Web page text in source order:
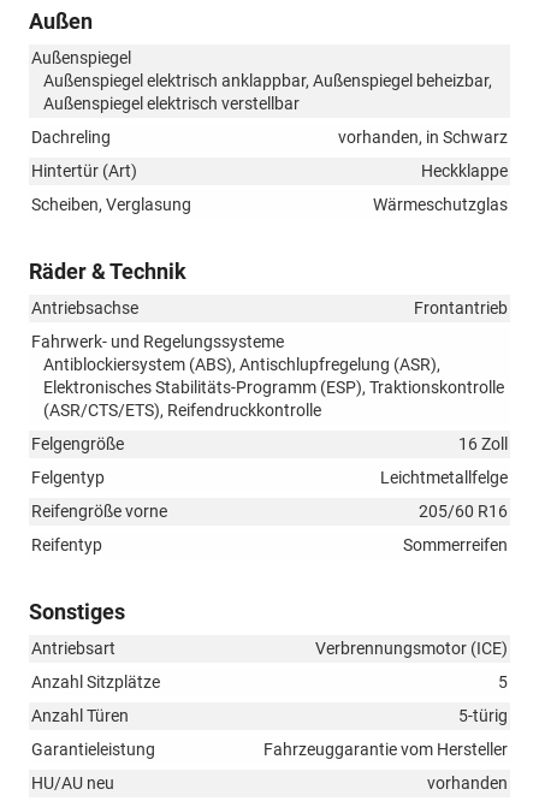
Außen
Außenspiegel
Außenspiegel elektrisch anklappbar, Außenspiegel beheizbar,
Außenspiegel elektrisch verstellbar
Dachreling
vorhanden, in Schwarz
Hintertür (Art)
Heckklappe
Scheiben, Verglasung
Wärmeschutzglas
Räder & Technik
Antriebsachse
Frontantrieb
Fahrwerk- und Regelungssysteme
Antiblockiersystem (ABS), Antischlupfregelung (ASR),
Elektronisches Stabilitäts-Programm (ESP), Traktionskontrolle
(ASR/CTS/ETS), Reifendruckkontrolle
Felgengröße
16 Zoll
Felgentyp
Leichtmetallfelge
Reifengröße vorne
205/60 R16
Reifentyp
Sommerreifen
Sonstiges
Antriebsart
Verbrennungsmotor (ICE)
Anzahl Sitzplätze
5
Anzahl Türen
5-türig
Garantieleistung
Fahrzeuggarantie vom Hersteller
HU/AU neu
vorhanden